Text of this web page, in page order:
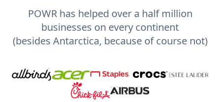
POWR has helped over a half million
businesses on every continent
(besides Antarctica, because of course not)